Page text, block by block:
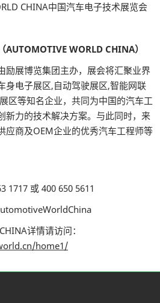
CHINA中国汽车电子技术展览会
AUTOMOTIVE WORLD CHINA）
励展博览集团主办，展会将汇聚业界
身电子展区,自动驾驶展区,智能网联
区等知名企业，共同为中国的汽车工
新力的技术解决方案。与此同时，来
应商及OEM企业的优秀汽车工程师等
1717 或 400 650 5611
详情请访问：
home1/